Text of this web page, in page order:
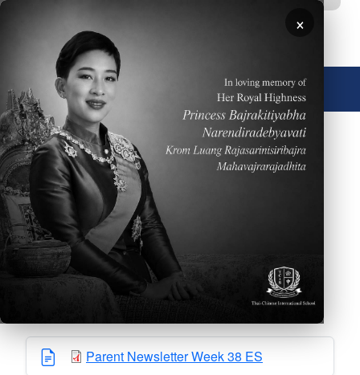
ข้ามไปยังเนื้อหาหลัก
🌐 ประเทศไทย
Please clickHEREto read the Weekly Parent
Newsletter dated May 31, 2026
Parent Newsletter Week 38 ES
×